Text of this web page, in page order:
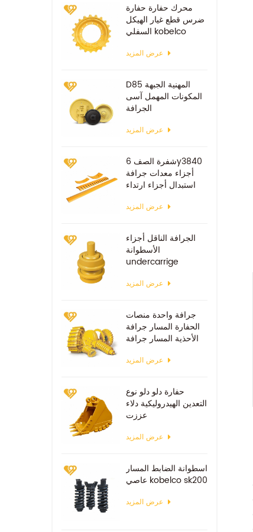
محرك حفارة حفارة
ضرس قطع غيار الهيكل
السفلي kobelco
عرض المزيد
D85 المهنية الجبهة
المكونات المهمل آسى
الجرافة
عرض المزيد
شفرة الصف 6y3840
أجزاء معدات جرافة
استبدال أجزاء ارتداء
عرض المزيد
الجرافة الناقل أجزاء
الأسطوانة
undercarrige
عرض المزيد
جرافة واحدة منصات
الحفارة المسار جرافة
الأحذية المسار جرافة
عرض المزيد
حفارة دلو دلو نوع
التعدين الهيدروليكية دلاء
عززت
عرض المزيد
اسطوانة الضابط المسار
عاصي kobelco sk200
عرض المزيد